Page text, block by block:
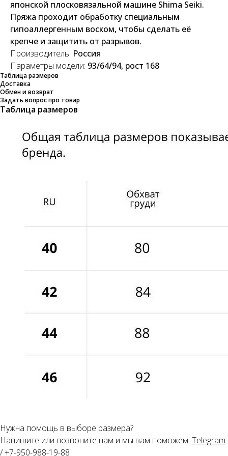
японской плосковязальной машине Shima Seiki.
Пряжа проходит обработку специальным
гипоаллергенным воском, чтобы сделать её
крепче и защитить от разрывов.
Производитель: Россия
Параметры модели: 93/64/94, рост 168
Таблица размеров
Доставка
Обмен и возврат
Задать вопрос про товар
Таблица размеров
Нужна помощь в выборе размера?
Напишите или позвоните нам и мы вам поможем: Telegram
/+7-950-988-19-88